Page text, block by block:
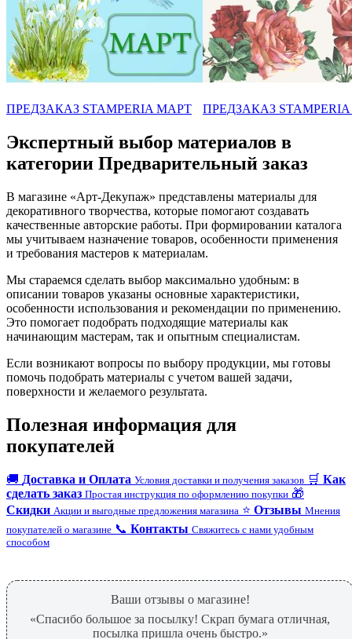
ПРЕДЗАКАЗ STAMPERIA МАРТ ПРЕДЗАКАЗ
Экспертный выбор материалов в
категории Предварительный заказ
В магазине «Арт-Декупаж» представлены материалы для
декоративного творчества, которые помогают создавать
качественные авторские работы. При формировании каталога
мы учитываем назначение товаров, особенности применения
и требования мастеров к материалам.
Мы стараемся сделать выбор максимально удобным: в
описании товаров указаны основные характеристики,
особенности использования и рекомендации по применению.
Это помогает подобрать подходящие материалы как
начинающим мастерам, так и опытным специалистам.
Если возникают вопросы по выбору продукции, мы готовы
помочь подобрать материалы с учетом вашей задачи,
поверхности и желаемого результата.
Полезная информация для
покупателей
🚚 Доставка и Оплата Условия доставки и получения заказов 🛒 Как
сделать заказ Простая инструкция по оформлению покупки 🎁
Скидки Акции и выгодные предложения магазина ⭐ Отзывы Мнения
покупателей о магазине 📞 Контакты Свяжитесь с нами удобным
способом
Ваши отзывы о магазине!
«Спасибо большое за посылку! Скрап бумага отличная,
посылка пришла очень быстро.»